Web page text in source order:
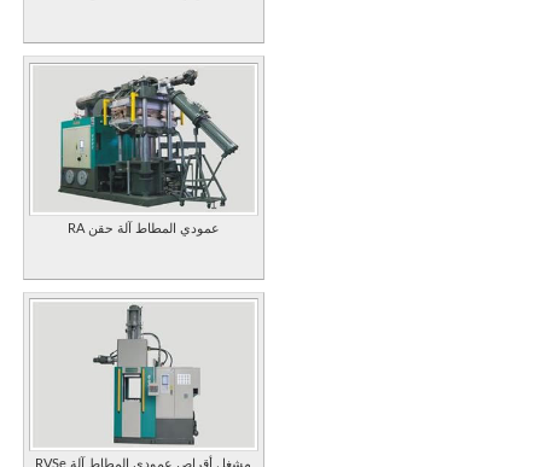
RA عمودي المطاط آلة حقن
RVSe مشغل أقراص عمودي المطاط آلة